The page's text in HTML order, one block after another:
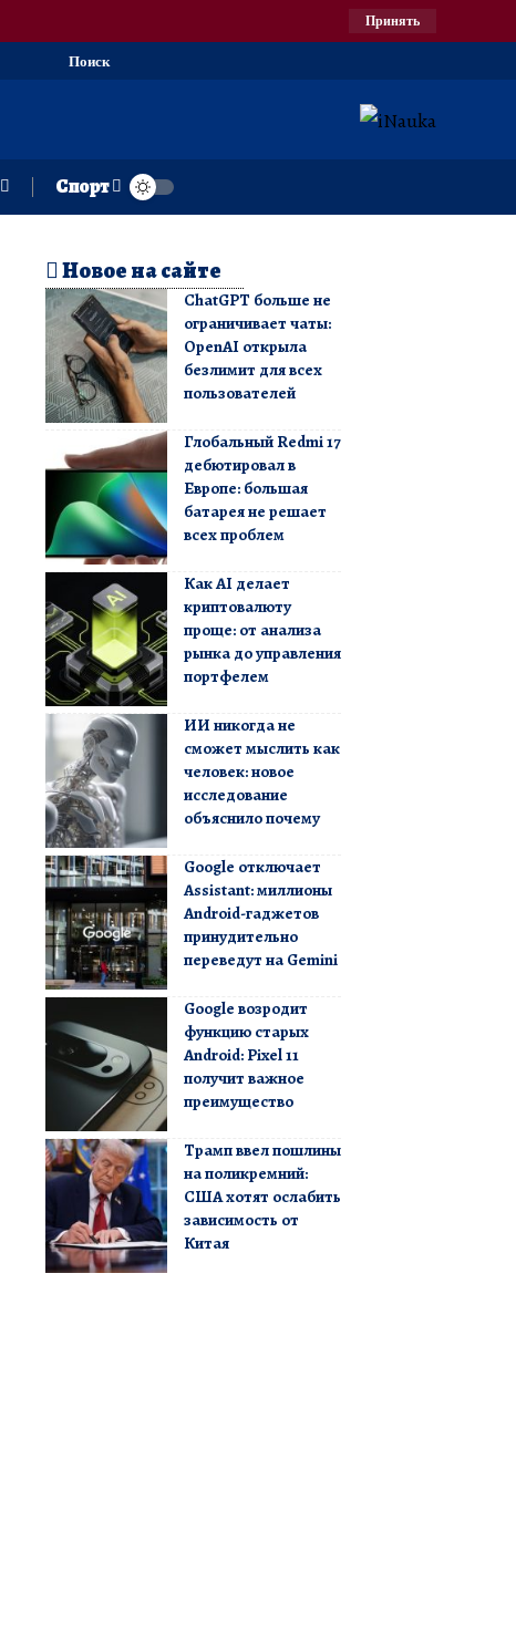
Принять
Поиск
Спорт
Новое на сайте
ChatGPT больше не
ограничивает чаты:
OpenAI открыла
безлимит для всех
пользователей
Глобальный Redmi 17
дебютировал в
Европе: большая
батарея не решает
всех проблем
Как AI делает
криптовалюту
проще: от анализа
рынка до управления
портфелем
ИИ никогда не
сможет мыслить как
человек: новое
исследование
объяснило почему
Google отключает
Assistant: миллионы
Android-гаджетов
принудительно
переведут на Gemini
Google возродит
функцию старых
Android: Pixel 11
получит важное
преимущество
Трамп ввел пошлины
на поликремний:
США хотят ослабить
зависимость от
Китая